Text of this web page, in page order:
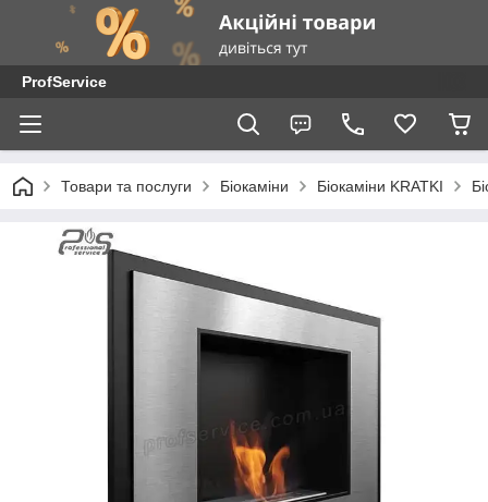
ProfService
Товари та послуги Біокаміни Біокаміни KRATKI